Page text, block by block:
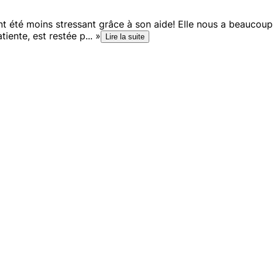
moins stressant grâce à son aide! Elle nous a beaucoup
est restée p... » Lire la suite